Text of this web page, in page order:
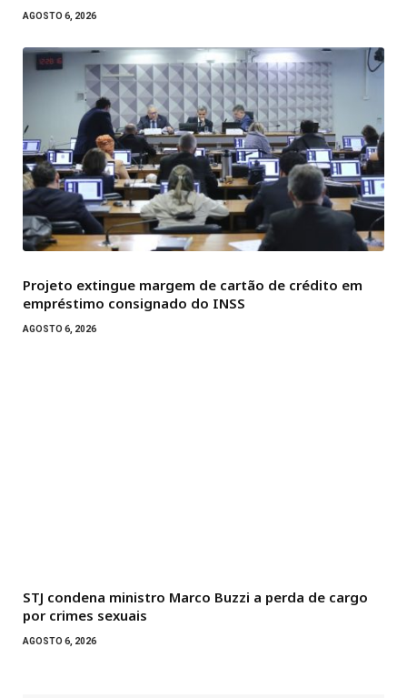
AGOSTO 6, 2026
Projeto extingue margem de cartão de crédito em
empréstimo consignado do INSS
AGOSTO 6, 2026
STJ condena ministro Marco Buzzi a perda de cargo
por crimes sexuais
AGOSTO 6, 2026